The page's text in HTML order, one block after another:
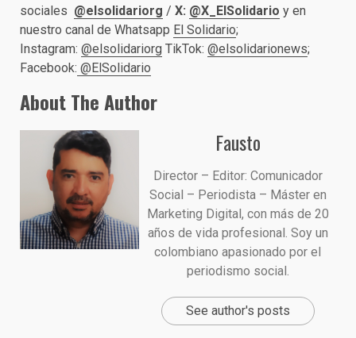
sociales @elsolidariorg / X: @X_ElSolidario y en
nuestro canal de Whatsapp El Solidario;
Instagram: @elsolidariorg TikTok: @elsolidarionews;
Facebook: @ElSolidario
About The Author
Fausto
Director – Editor: Comunicador
Social – Periodista – Máster en
Marketing Digital, con más de 20
años de vida profesional. Soy un
colombiano apasionado por el
periodismo social.
See author's posts